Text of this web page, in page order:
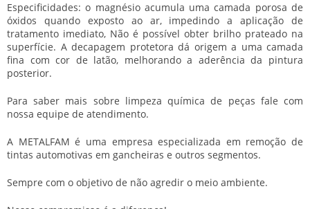
Especificidades: o magnésio acumula uma camada porosa de
óxidos quando exposto ao ar, impedindo a aplicação de
tratamento imediato, Não é possível obter brilho prateado na
superfície. A decapagem protetora dá origem a uma camada
fina com cor de latão, melhorando a aderência da pintura
posterior.
Para saber mais sobre limpeza química de peças fale com
nossa equipe de atendimento.
A METALFAM é uma empresa especializada em remoção de
tintas automotivas em gancheiras e outros segmentos.
Sempre com o objetivo de não agredir o meio ambiente.